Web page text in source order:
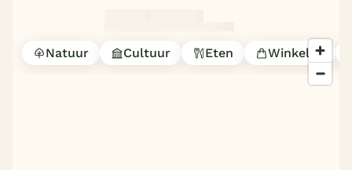
Natuur Cultuur Eten Winkelen